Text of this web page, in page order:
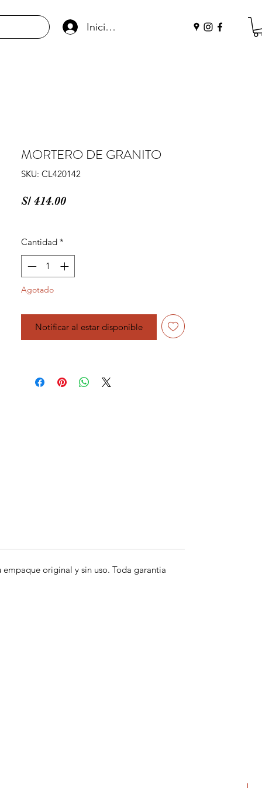
Iniciar sesión
MORTERO DE GRANITO
SKU: CL420142
S/ 414.00Precio
Cantidad *
Agotado
Notificar al estar disponible
original y sin uso. Toda garantia